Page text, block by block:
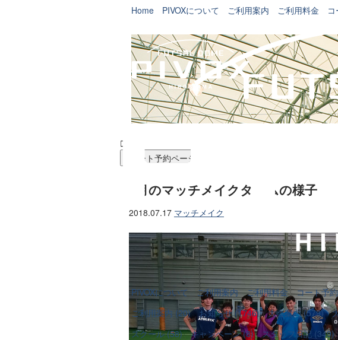

コート予約ページ
PIVOXについて ご利用案内 ご利用料金 コート予約
ご利用案内 (20)
お知らせ (1746) 大会案内 (579)
スクール (58)
キャンペーン (8) スタッフ日記 (349)
Home PIVOXについて ご利用案内 ご利用料金
6月のマッチメイクタイムの様子
2018.07.17 マッチメイク